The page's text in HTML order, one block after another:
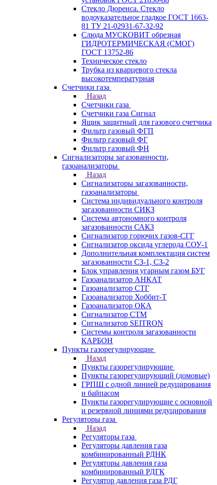
Стекло Дюренса. Стекло
водоуказательное гладкое ГОСТ 1663-
81 ТУ 21-02931-67-32-92
Слюда МУСКОВИТ обрезная
ГИДРОТЕРМИЧЕСКАЯ (СМОГ)
ГОСТ 13752-86
Техническое стекло
Трубка из кварцевого стекла
высокотемпературная
Счетчики газа
Назад
Счетчики газа
Счетчики газа Сигнал
Ящик защитный для газового счетчика
Фильтр газовый ФГП
Фильтр газовый ФГ
Фильтр газовый ФН
Сигнализаторы загазованности,
газоанализаторы
Назад
Сигнализаторы загазованности,
газоанализаторы
Система индивидуального контроля
загазованности СИКЗ
Система автономного контроля
загазованности САКЗ
Сигнализатор горючих газов-СГГ
Сигнализатор оксида углерода СОУ-1
Дополнительная комплектация систем
загазованности СЗ-1, СЗ-2
Блок управления угарным газом БУГ
Газоанализатор АНКАТ
Газоанализатор СТГ
Газоанализатор Хоббит-Т
Газоанализатор ОКА
Сигнализатор СТМ
Сигнализатор SEITRON
Системы контроля загазованности
КАРБОН
Пункты газорегулирующие
Назад
Пункты газорегулирующие
Пункты газорегулирующий (домовые)
ГРПШ с одной линией редуцирования
и байпасом
Пункты газорегулирующие с основной
и резервной линиями редуцирования
Регуляторы газа
Назад
Регуляторы газа
Регуляторы давления газа
комбинированный РДНК
Регуляторы давления газа
комбинированный РДГК
Регулятор давления газа РДГ